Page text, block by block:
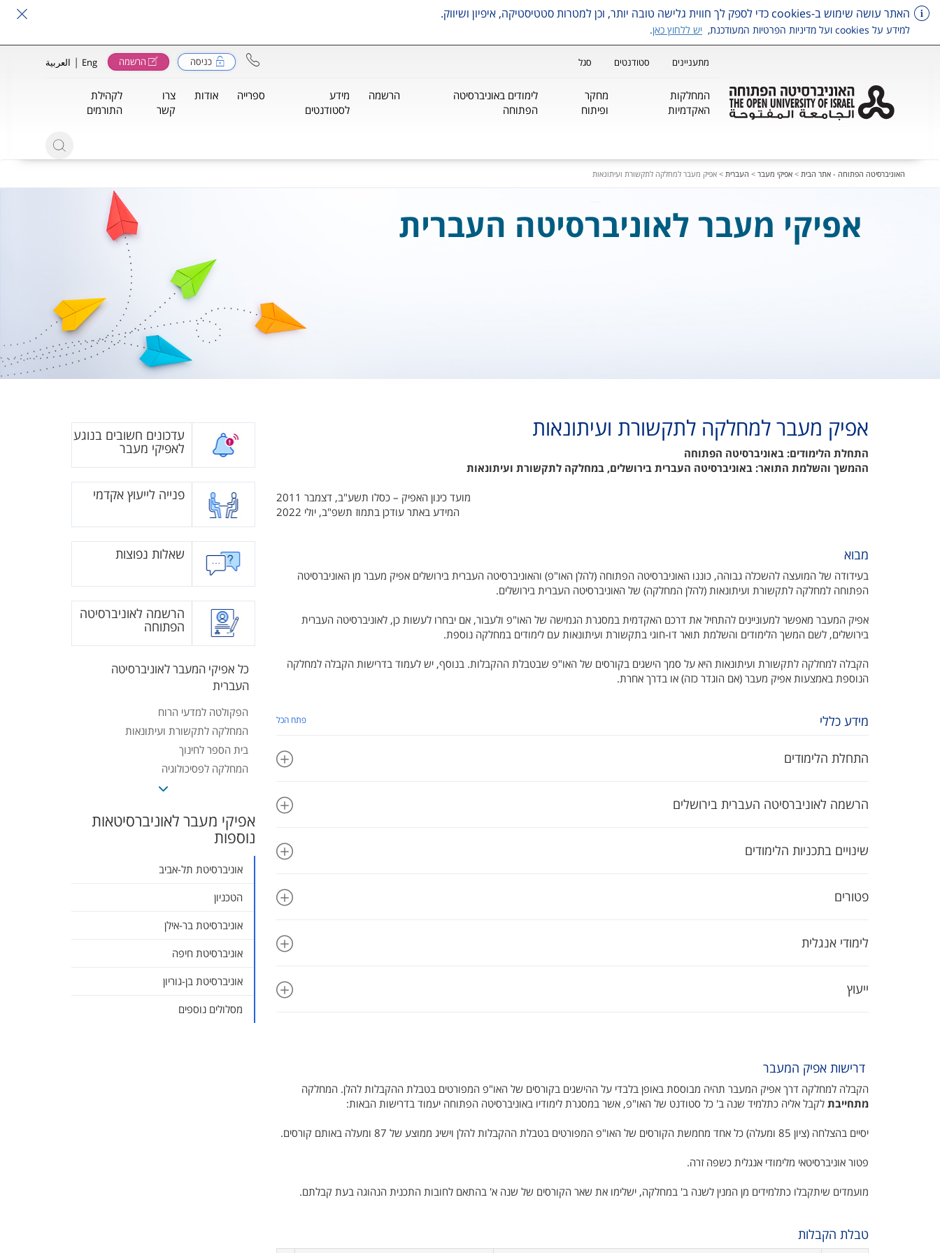
האתר עושה שימוש ב-cookies כדי לספק לך חווית גלישה טובה יותר, וכן למטרות סטטיסטיקה, איפיון ושיווק.
למידע על cookies ועל מדיניות הפרטיות המעודכנת, יש ללחוץ כאן.
מתעניינים סטודנטים סגל כניסה הרשמה Eng
| العربية
המחלקות
האקדמיות
מחקר
ופיתוח
לימודים באוניברסיטה
הפתוחה
הרשמה
מידע
לסטודנטים
ספרייה אודות
צרו
קשר
לקהילת
התורמים
האוניברסיטה הפתוחה - אתר הבית > אפיקי מעבר > העברית > אפיק מעבר למחלקה לתקשורת ועיתונאות
אפיקי מעבר לאוניברסיטה העברית
אפיק מעבר למחלקה לתקשורת ועיתונאות
התחלת הלימודים: באוניברסיטה הפתוחה
ההמשך והשלמת התואר: באוניברסיטה העברית בירושלים, במחלקה לתקשורת ועיתונאות
מועד כינון האפיק – כסלו תשע"ב, דצמבר 2011
המידע באתר עודכן בתמוז תשפ"ב, יולי 2022
מבוא
בעידודה של המועצה להשכלה גבוהה, כוננו האוניברסיטה הפתוחה (‏ להלן האו"פ‎)‏ והאוניברסיטה העברית בירושלים אפיק מעבר מן האוניברסיטה
הפתוחה למחלקה לתקשורת ועיתונאות (‏ להלן המחלקה‎)‏ של האוניברסיטה העברית בירושלים.
אפיק המעבר מאפשר למעוניינים להתחיל את דרכם האקדמית במסגרת הגמישה של האו"פ ולעבור, אם יבחרו לעשות כן, לאוניברסיטה העברית
בירושלים, לשם המשך הלימודים והשלמת תואר דו-חוגי בתקשורת ועיתונאות עם לימודים במחלקה נוספת.
הקבלה למחלקה לתקשורת ועיתונאות היא על סמך הישגים בקורסים של האו"פ שבטבלת ההקבלות. בנוסף, יש לעמוד בדרישות הקבלה למחלקה
הנוספת באמצעות אפיק מעבר (‏ אם הוגדר כזה‎)‏ או בדרך אחרת.
מידע כללי פתח הכל
התחלת הלימודים
הרשמה לאוניברסיטה העברית בירושלים
שינויים בתכניות הלימודים
פטורים
לימודי אנגלית
ייעוץ
דרישות אפיק המעבר
הקבלה למחלקה דרך אפיק המעבר תהיה מבוססת באופן בלבדי על ההישגים בקורסים של האו"פ המפורטים בטבלת ההקבלות להלן. המחלקה
מתחייבת לקבל אליה כתלמיד שנה ב' כל סטודנט של האו"פ, אשר במסגרת לימודיו באוניברסיטה הפתוחה יעמוד בדרישות הבאות:
יסיים בהצלחה (‏ ציון 85 ומעלה‎)‏ כל אחד מחמשת הקורסים של האו"פ המפורטים בטבלת ההקבלות להלן וישיג ממוצע של 87 ומעלה באותם קורסים.
פטור אוניברסיטאי מלימודי אנגלית כשפה זרה.
מועמדים שיתקבלו כתלמידים מן המנין לשנה ב' במחלקה, ישלימו את שאר הקורסים של שנה א' בהתאם לחובות התכנית הנהוגה בעת קבלתם.
טבלת הקבלות
עדכונים חשובים בנוגע
לאפיקי מעבר
פנייה לייעוץ אקדמי
שאלות נפוצות
הרשמה לאוניברסיטה
הפתוחה
כל אפיקי המעבר לאוניברסיטה
העברית
הפקולטה למדעי הרוח
המחלקה לתקשורת ועיתונאות
בית הספר לחינוך
המחלקה לפסיכולוגיה
המחלקה לסוציולוגיה ואנתרופולוגיה
החוג למתמטיקה
המחלקה לסטטיסטיקה
הפקולטה לחקלאות, מזון וסביבה
המחלקה לגאוגרפיה
בית הספר לעבודה סוציאלית ולרווחה
החוג למדעי החיים - ‏ביולוגיה‎‏
המחשב
אפיק מעבר למכון למדעי כדור הארץ
אפיקי מעבר לאוניברסיטאות
נוספות
אוניברסיטת תל-אביב
הטכניון
אוניברסיטת בר-אילן
אוניברסיטת חיפה
אוניברסיטת בן-גוריון
מסלולים נוספים